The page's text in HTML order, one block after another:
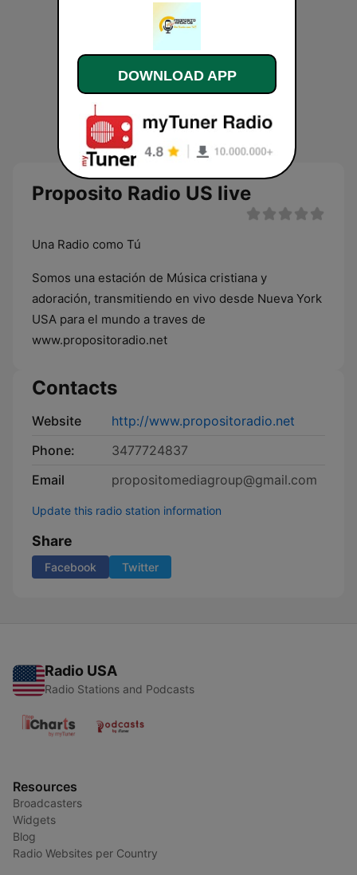
Proposito Radio US live
Una Radio como Tú
Somos una estación de Música cristiana y
adoración, transmitiendo en vivo desde Nueva York
USA para el mundo a traves de
www.propositoradio.net
Contacts
Website
http://www.propositoradio.net
Phone:
3477724837
Email
propositomediagroup@gmail.com
Update this radio station information
Share
Facebook Twitter
Radio USA
Radio Stations and Podcasts
Resources
Broadcasters
Widgets
Blog
Radio Websites per Country
DOWNLOAD APP